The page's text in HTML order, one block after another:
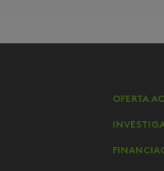
OFERTA